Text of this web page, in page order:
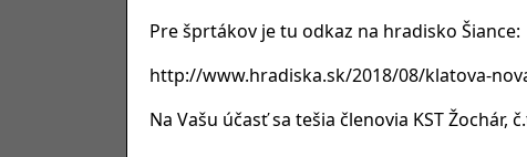
Pre šprtákov je tu odkaz na hradisko Šiance:
http://www.hradiska.sk/2018/08/klatova-
Na Vašu účasť sa tešia členovia KST Žochár,